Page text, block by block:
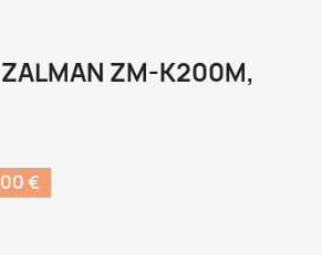
ZALMAN ZM-K200M,
€